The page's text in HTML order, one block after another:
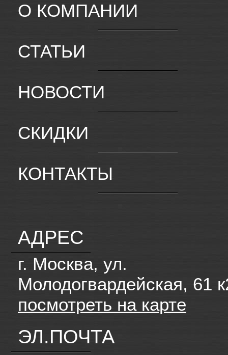
О КОМПАНИИ
СТАТЬИ
НОВОСТИ
СКИДКИ
КОНТАКТЫ
АДРЕС
г. Москва, ул.
Молодогвардейская, 61
посмотреть на карте
ЭЛ.ПОЧТА